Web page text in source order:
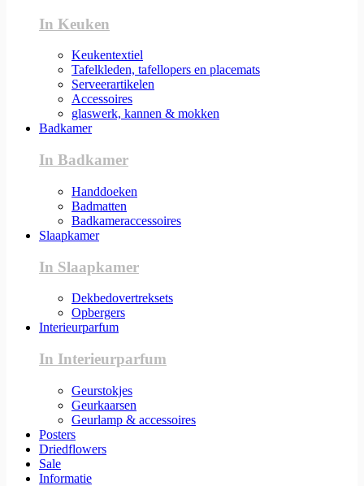
In Keuken
Keukentextiel
Tafelkleden, tafellopers en placemats
Serveerartikelen
Accessoires
glaswerk, kannen & mokken
Badkamer
In Badkamer
Handdoeken
Badmatten
Badkameraccessoires
Slaapkamer
In Slaapkamer
Dekbedovertreksets
Opbergers
Interieurparfum
In Interieurparfum
Geurstokjes
Geurkaarsen
Geurlamp & accessoires
Posters
Driedflowers
Sale
Informatie